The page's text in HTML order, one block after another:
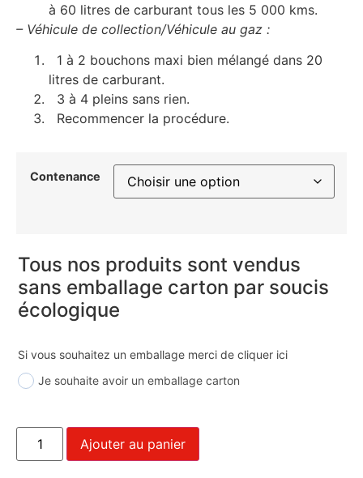
à 60 litres de carburant tous les 5 000 kms.
– Véhicule de collection/Véhicule au gaz :
1 à 2 bouchons maxi bien mélangé dans 20
litres de carburant.
3 à 4 pleins sans rien.
Recommencer la procédure.
Contenance
Tous nos produits sont vendus
sans emballage carton par soucis
écologique
Si vous souhaitez un emballage merci de cliquer ici
Je souhaite avoir un emballage carton
Ajouter au panier